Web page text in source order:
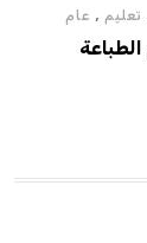
تعليم , عام